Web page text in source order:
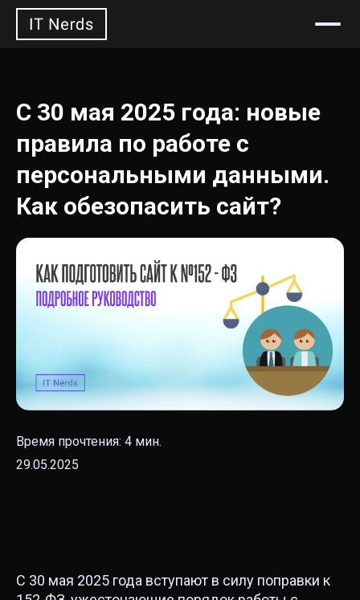
С 30 мая 2025 года: новые
правила по работе с
персональными данными.
Как обезопасить сайт?
Время прочтения: 4 мин.
29.05.2025
С 30 мая 2025 года вступают в силу поправки к